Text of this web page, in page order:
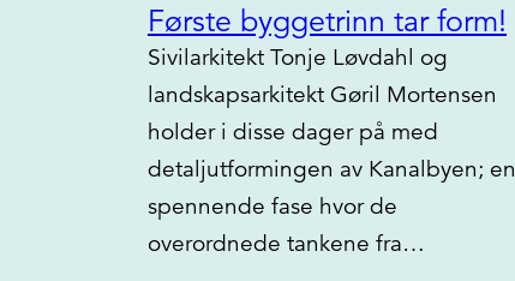
Første byggetrinn tar form!
Sivilarkitekt Tonje Løvdahl og
landskapsarkitekt Gøril Mortensen
holder i disse dager på med
detaljutformingen av Kanalbyen; en
spennende fase hvor de
overordnede tankene fra…